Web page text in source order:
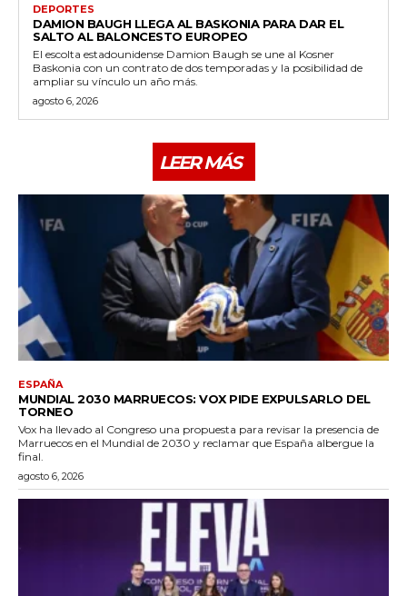
DEPORTES
DAMION BAUGH LLEGA AL BASKONIA PARA DAR EL
SALTO AL BALONCESTO EUROPEO
El escolta estadounidense Damion Baugh se une al Kosner
Baskonia con un contrato de dos temporadas y la posibilidad de
ampliar su vínculo un año más.
agosto 6, 2026
LEER MÁS
ESPAÑA
MUNDIAL 2030 MARRUECOS: VOX PIDE EXPULSARLO DEL
TORNEO
Vox ha llevado al Congreso una propuesta para revisar la presencia de
Marruecos en el Mundial de 2030 y reclamar que España albergue la
final.
agosto 6, 2026